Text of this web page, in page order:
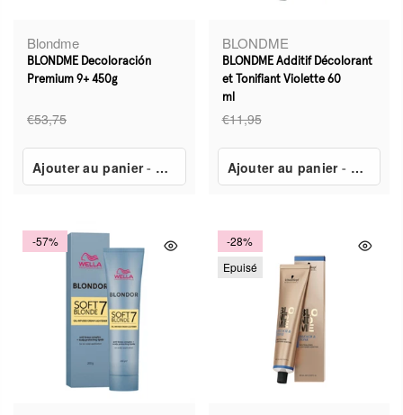
Blondme
BLONDME Decoloración
Premium 9+ 450g
€53,75
Ajouter au panier- €27,99
BLONDME
BLONDME Additif Décolorant
et Tonifiant Violette 60
ml
€11,95
Ajouter au panier- €8,69
-57%
-28%
Epuisé